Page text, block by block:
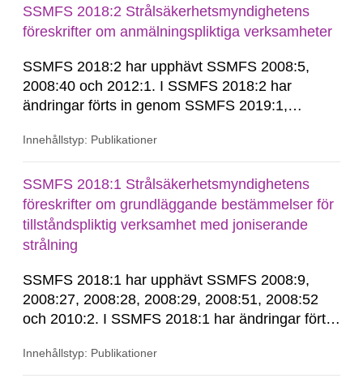
SSMFS 2018:2 Strålsäkerhetsmyndighetens
föreskrifter om anmälningspliktiga verksamheter
SSMFS 2018:2 har upphävt SSMFS 2008:5,
2008:40 och 2012:1. I SSMFS 2018:2 har
ändringar förts in genom SSMFS 2019:1,
Innehållstyp: Publikationer
SSMFS 2018:1 Strålsäkerhetsmyndighetens
föreskrifter om grundläggande bestämmelser för
tillståndspliktig verksamhet med joniserande
strålning
SSMFS 2018:1 har upphävt SSMFS 2008:9,
2008:27, 2008:28, 2008:29, 2008:51, 2008:52
och 2010:2. I SSMFS 2018:1 har ändringar förts
SSMFS 2022:14, SSMFS 2024:2 och SSMFS
Innehållstyp: Publikationer